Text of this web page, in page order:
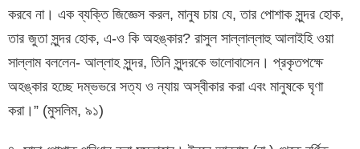
করবে না। এক ব্যক্তি জিজ্ঞেস করল, মানুষ চায় যে, তার পোশাক সুন্দর হোক,
তার জুতা সুন্দর হোক, এ-ও কি অহঙ্কার? রাসুল সাল্লাল্লাহু আলাইহি ওয়া
সাল্লাম বললেন- আল্লাহ সুন্দর, তিনি সুন্দরকে ভালোবাসেন। প্রকৃতপক্ষে
অহঙ্কার হচ্ছে দম্ভভরে সত্য ও ন্যায় অস্বীকার করা এবং মানুষকে ঘৃণা
করা।” (মুসলিম, ৯১)